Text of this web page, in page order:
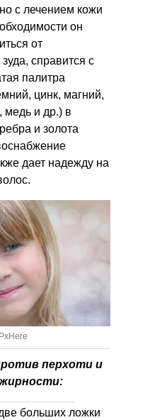
с лечением кожи
он
от
справится с
палитра
цинк, магний,
медь и др.) в
и золота
дает надежду на
перхоти и
больших ложки